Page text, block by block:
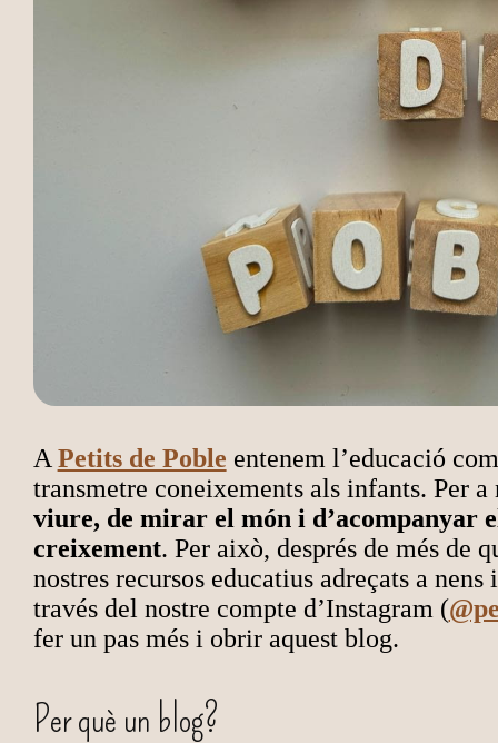
A Petits de Poble entenem l’educació
transmetre coneixements als infants. Per a
viure, de mirar el món i d’acompanyar
creixement. Per això, després de més de
nostres recursos educatius adreçats a
través del nostre compte d’Instagram (
fer un pas més i obrir aquest blog.
Per què un blog?